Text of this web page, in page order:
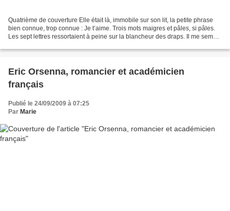
Quatrième de couverture Elle était là, immobile sur son lit, la petite phrase
bien connue, trop connue : Je t’aime. Trois mots maigres et pâles, si pâles.
Les sept lettres ressortaient à peine sur la blancheur des draps. Il me sembla
Eric Orsenna, romancier et académicien
français
Publié le 24/09/2009 à 07:25
Par Marie